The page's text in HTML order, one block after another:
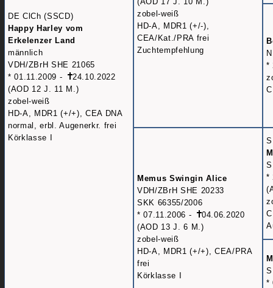
DE ClCh (SSCD)
Happy Harley vom
Erkelenzer Land
männlich
VDH/ZBrH SHE 21065
* 01.11.2009 -
24.10.2022
(AOD 12 J. 11 M.)
zobel-weiß
HD-A, MDR1 (+/+), CEA DNA
normal, erbl. Augenerkr. frei
Körklasse I
zobel-weiß
HD-A, MDR1 (+/-),
CEA/Kat./PRA frei
Zuchtempfehlung
*
Memus Swingin Alice
VDH/ZBrH SHE 20233
SKK 66355/2006
* 07.11.2006 -
04.06.2020
(AOD 13 J. 6 M.)
zobel-weiß
HD-A, MDR1 (+/+), CEA/PRA
frei
Körklasse I
*
*